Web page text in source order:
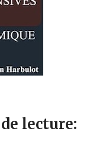
lecture: